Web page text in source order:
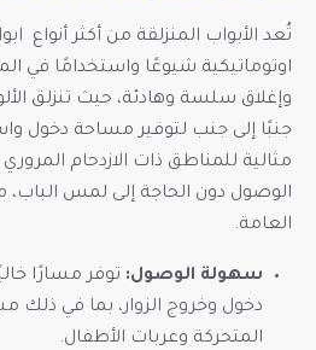
تُعد الأبواب المنزلقة من أكثر أنواع
اوتوماتيكية شيوعًا واستخدامًا في
وإغلاق سلسة وهادئة، حيث تنزلق
جنبًا إلى جنب لتوفير مساحة دخول
مثالية للمناطق ذات الازدحام
الوصول دون الحاجة إلى لمس الباب،
العامة.
سهولة الوصول: توفر مسارًا
دخول وخروج الزوار، بما في ذلك
المتحركة وعربات الأطفال.